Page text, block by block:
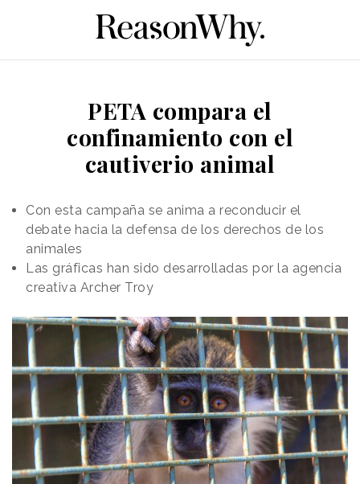
PETA compara el
confinamiento con el
cautiverio animal
Con esta campaña se anima a reconducir el
debate hacia la defensa de los derechos de los
animales
Las gráficas han sido desarrolladas por la agencia
creativa Archer Troy